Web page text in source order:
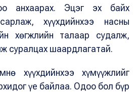
анхаарах. Эцэг эх байх
хүүхдийнхээ насны
хөгжлийн талаар судалж,
суралцах шаардлагатай.
хүүхдийнхээ хүмүүжлийг
үе байлаа. Одоо бол бүр